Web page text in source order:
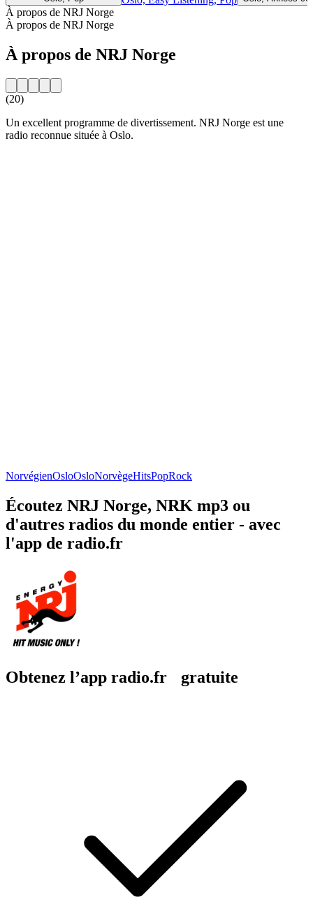
À propos de NRJ Norge
À propos de NRJ Norge
À propos de NRJ Norge
(20)
Un excellent programme de divertissement. NRJ Norge est une
radio reconnue située à Oslo.
NorvégienOsloOsloNorvègeHitsPopRock
Écoutez NRJ Norge, NRK mp3 ou
d'autres radios du monde entier - avec
l'app de radio.fr
Obtenez l’app radio.fr gratuite